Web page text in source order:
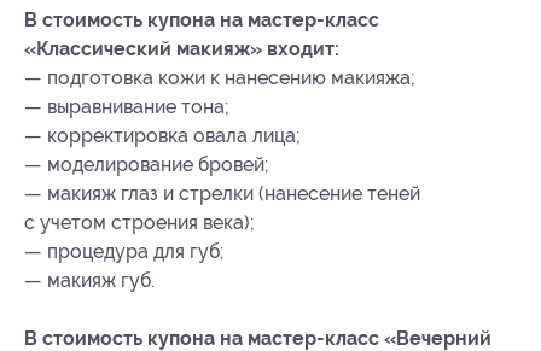
В стоимость купона на мастер-класс
«Классический макияж» входит:
— подготовка кожи к нанесению макияжа;
— выравнивание тона;
— корректировка овала лица;
— моделирование бровей;
— макияж глаз и стрелки (нанесение теней
с учетом строения века);
— процедура для губ;
— макияж губ.
В стоимость купона на мастер-класс «Вечерний